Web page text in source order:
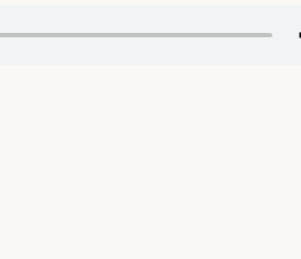
Português / Tiếng Bồ